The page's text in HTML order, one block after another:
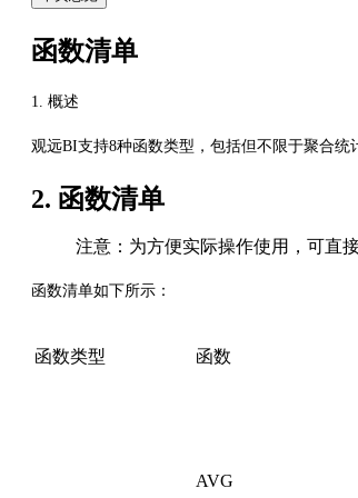
函数清单
1. 概述
观远BI支持8种函数类型，包括但不限于聚合统
2. 函数清单
注意：为方便实际操作使用，可直
函数清单如下所示：
函数类型 函数
AVG